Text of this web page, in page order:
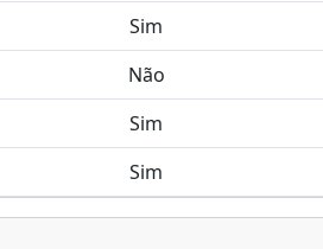
Sim
Não
Sim
Sim